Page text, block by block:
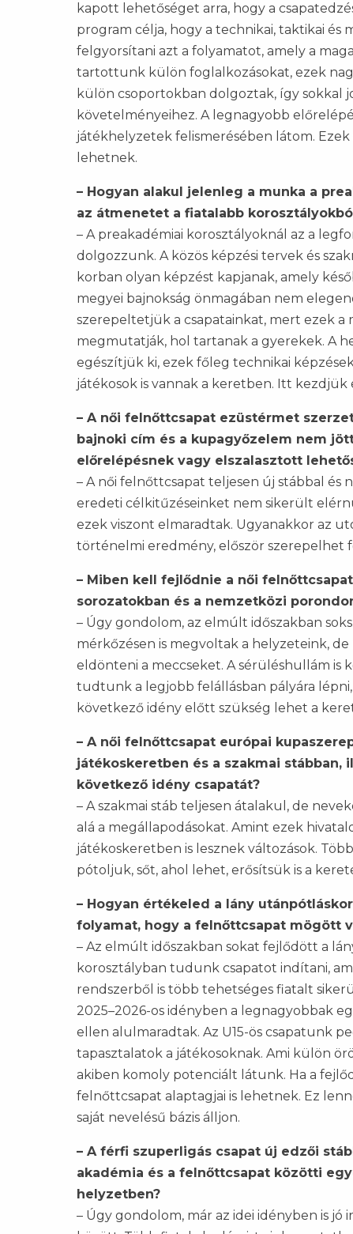
kapott lehetőséget arra, hogy a
program célja, hogy a technikai, taktikai
felgyorsítani azt a folyamatot, amely a
tartottunk külön foglalkozásokat, ezek
külön csoportokban dolgoztak, így
követelményeihez. A legnagyobb
játékhelyzetek felismerésében látom.
lehetnek.
– Hogyan alakul jelenleg a munka a
az átmenetet a fiatalabb
– A preakadémiai korosztályoknál az a
dolgozzunk. A közös képzési tervek és
korban olyan képzést kapjanak, amely
megyei bajnokság önmagában nem
szerepeltetjük a csapatainkat, mert ezek a
megmutatják, hol tartanak a gyerekek. A
egészítjük ki, ezek főleg technikai
játékosok is vannak a keretben. Itt kezdjük
– A női felnőttcsapat ezüstérmet
bajnoki cím és a kupagyőzelem nem
előrelépésnek vagy elszalasztott
– A női felnőttcsapat teljesen új stábbal és
eredeti célkitűzéseinket nem sikerült
ezek viszont elmaradtak. Ugyanakkor az
történelmi eredmény, először szerepelhet
– Miben kell fejlődnie a női
sorozatokban és a nemzetközi
– Úgy gondolom, az elmúlt időszakban
mérkőzésen is megvoltak a helyzeteink,
eldönteni a meccseket. A sérüléshullám is
tudtunk a legjobb felállásban pályára
következő idény előtt szükség lehet a
– A női felnőttcsapat európai
játékoskeretben és a szakmai
következő idény csapatát?
– A szakmai stáb teljesen átalakul, de
alá a megállapodásokat. Amint ezek
játékoskeretben is lesznek változások.
pótoljuk, sőt, ahol lehet, erősítsük is a
– Hogyan értékeled a lány
folyamat, hogy a felnőttcsapat mögött
– Az elmúlt időszakban sokat fejlődött a
korosztályban tudunk csapatot indítani,
rendszerből is több tehetséges fiatalt
2025–2026-os idényben a legnagyobbak
ellen alulmaradtak. Az U15-ös csapatunk
tapasztalatok a játékosoknak. Ami külön
akiben komoly potenciált látunk. Ha a
felnőttcsapat alaptagjai is lehetnek. Ez
saját nevelésű bázis álljon.
– A férfi szuperligás csapat új edzői
akadémia és a felnőttcsapat közötti
helyzetben?
– Úgy gondolom, már az idei idényben is